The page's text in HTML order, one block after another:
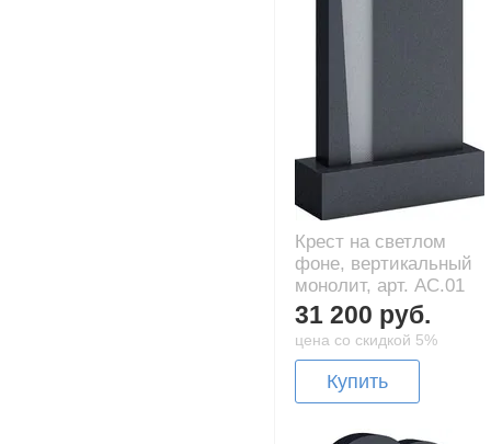
Крест на светлом
фоне, вертикальный
монолит, арт. AC.01
31 200 руб.
цена со скидкой 5%
Купить